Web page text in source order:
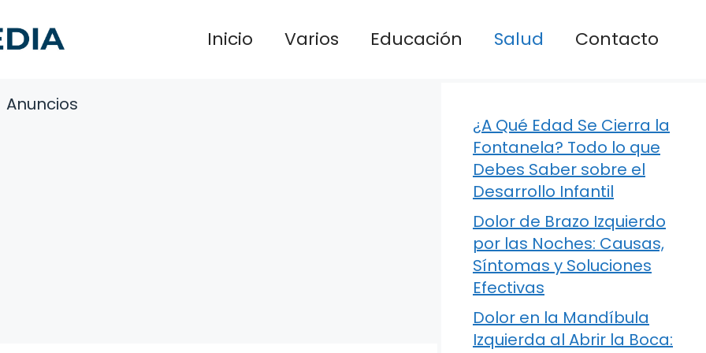
Inicio Varios Educación Salud Contacto
Anuncios
¿A Qué Edad Se Cierra la
Fontanela? Todo lo que
Debes Saber sobre el
Desarrollo Infantil
Dolor de Brazo Izquierdo
por las Noches: Causas,
Síntomas y Soluciones
Efectivas
Dolor en la Mandíbula
Izquierda al Abrir la Boca: